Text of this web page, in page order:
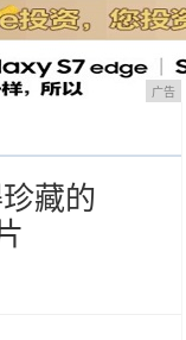
广告
藏的